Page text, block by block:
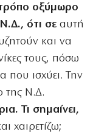
οξύμωρο
ότι σε αυτή
και να
τους, πόσω
που ισχύει. Την
της Ν.Δ.
Τι σημαίνει,
χαιρετίζω;